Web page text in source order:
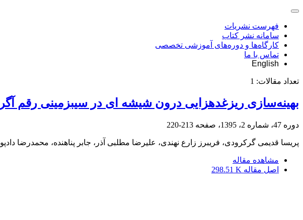
فهرست نشریات
سامانه نشر کتاب
کارگاه‌ها و دوره‌های آموزشی تخصصی
تماس با ما
English
تعداد مقالات: 1
بهینه‌سازی ریزغدهزایی درون شیشه ای در سیبزمینی رقم آگریا
دوره 47، شماره 2، 1395، صفحه 213-220
پریسا قدیمی گرکرودی، فریبرز زارع نهندی، علیرضا مطلبی آذر، جابر پناهنده، محمدرضا
مشاهده مقاله
اصل مقاله 298.51 K